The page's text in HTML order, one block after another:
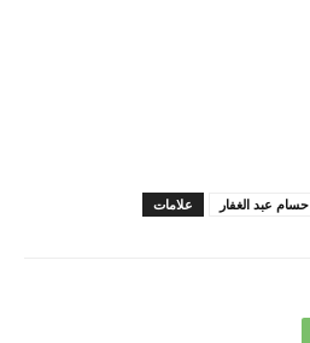
علامات حسام عبد الغفار